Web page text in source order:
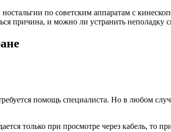
по советским аппаратам с
причина, и можно ли устранить неполадку
помощь специалиста. Но в любом
только при просмотре через кабель, то